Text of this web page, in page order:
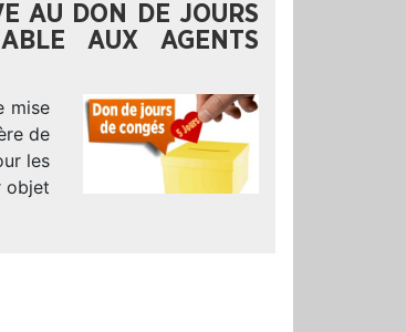
AU DON DE JOURS
AUX AGENTS
mise
de
les
objet